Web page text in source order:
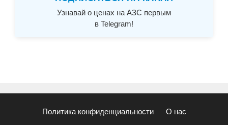
Узнавай о ценах на АЗС первым
в Telegram!
Политика конфиденциальности О нас